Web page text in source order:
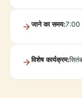
जाने का समय:7:00
विशेष कार्यक्रम: